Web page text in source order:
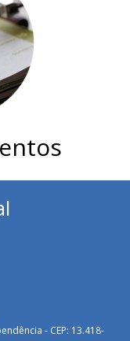
- CEP: 13.418-